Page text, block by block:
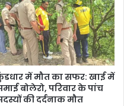
में मौत का सफर: खाई में
बोलेरो, परिवार के पांच
की दर्दनाक मौत